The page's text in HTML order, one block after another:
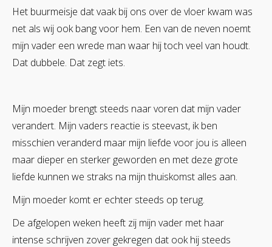
Het buurmeisje dat vaak bij ons over de vloer kwam was
net als wij ook bang voor hem. Een van de neven noemt
mijn vader een wrede man waar hij toch veel van houdt.
Dat dubbele. Dat zegt iets.
Mijn moeder brengt steeds naar voren dat mijn vader
verandert. Mijn vaders reactie is steevast, ik ben
misschien veranderd maar mijn liefde voor jou is alleen
maar dieper en sterker geworden en met deze grote
liefde kunnen we straks na mijn thuiskomst alles aan.
Mijn moeder komt er echter steeds op terug.
De afgelopen weken heeft zij mijn vader met haar
intense schrijven zover gekregen dat ook hij steeds